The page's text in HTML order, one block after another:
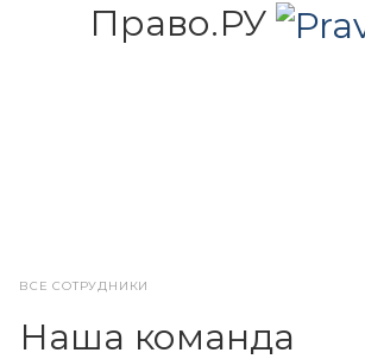
Право.РУ
ВСЕ СОТРУДНИКИ
Наша команда